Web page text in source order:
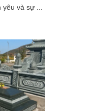
và sự ...